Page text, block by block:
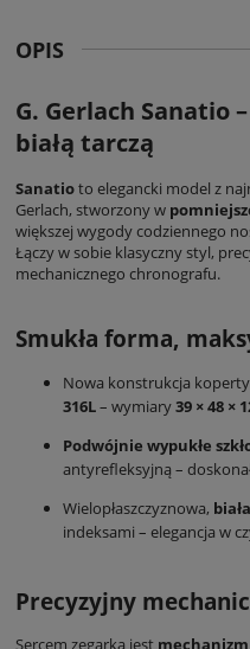
OPIS
G. Gerlach Sanatio
białą tarczą
Sanatioto elegancki model z
Gerlach, stworzony w
większej wygody codziennego
Łączy w sobie klasyczny styl,
mechanicznego chronografu.
Smukła forma,
Nowa konstrukcja
316L– wymiary39 × 48 ×
Podwójnie wypukłe
antyrefleksyjną –
Wielopłaszczyznowa,
indeksami – elegancja w
Precyzyjny
Sercem zegarka jest mechanizm